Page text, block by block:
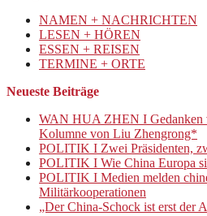
NAMEN + NACHRICHTEN
LESEN + HÖREN
ESSEN + REISEN
TERMINE + ORTE
Neueste Beiträge
WAN HUA ZHEN I Gedanken
Kolumne von Liu Zhengrong*
POLITIK I Zwei Präsidenten,
POLITIK I Wie China Europa
POLITIK I Medien melden
Militärkooperationen
„Der China-Schock ist erst der